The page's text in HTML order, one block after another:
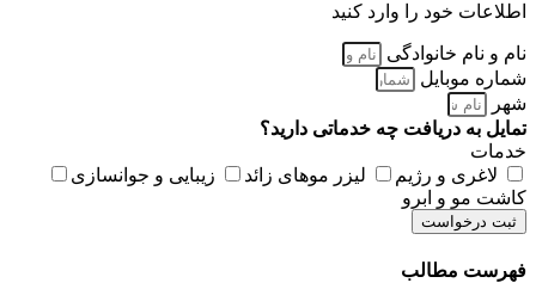
اطلاعات خود را وارد کنید
نام و نام خانوادگی
شماره موبایل
شهر
تمایل به دریافت چه خدماتی دارید؟
خدمات
لاغری و رژیم
لیزر موهای زائد
زیبایی و جوانسازی
کاشت مو و ابرو
ثبت درخواست
فهرست مطالب